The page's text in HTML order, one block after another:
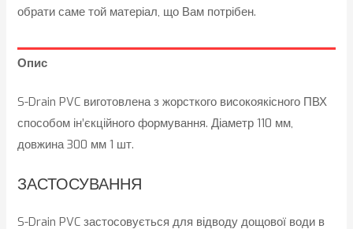
обрати саме той матеріал, що Вам потрібен.
Опис
S-Drain PVC виготовлена з жорсткого високоякісного ПВХ
способом ін’єкційного формування. Діаметр 110 мм,
довжина 300 мм 1 шт.
ЗАСТОСУВАННЯ
S-Drain PVC застосовується для відводу дощової води в